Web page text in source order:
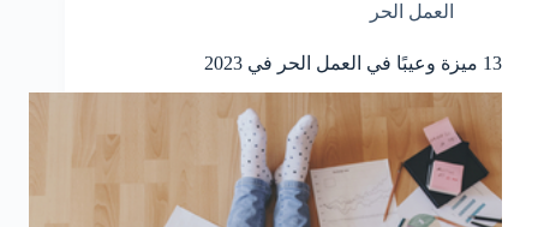
العمل الحر
13 ميزة وعيبًا في العمل الحر في 2023